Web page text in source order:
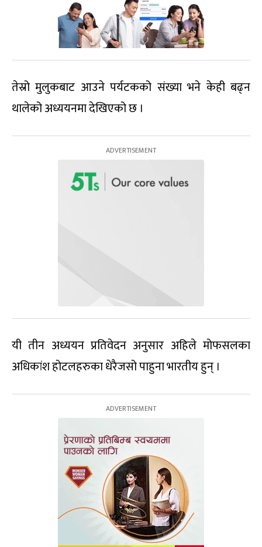
तेस्रो मुलुकबाट आउने पर्यटकको संख्या भने केही बढ्न
थालेको अध्ययनमा देखिएको छ ।
यी तीन अध्ययन प्रतिवेदन अनुसार अहिले मोफसलका
अधिकांश होटलहरुका धेरैजसो पाहुना भारतीय हुन् ।